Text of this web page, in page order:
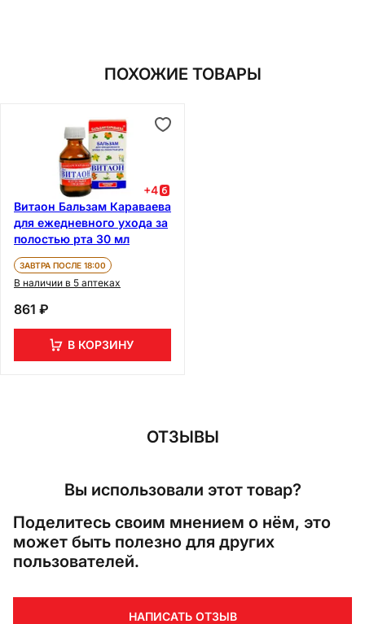
ПОХОЖИЕ ТОВАРЫ
+4
Витаон Бальзам Караваева
для ежедневного ухода за
полостью рта 30 мл
ЗАВТРА ПОСЛЕ 18:00
В наличии в 5 аптеках
861 ₽
В КОРЗИНУ
ОТЗЫВЫ
Вы использовали этот товар?
Поделитесь своим мнением о нём, это
может быть полезно для других
пользователей.
НАПИСАТЬ ОТЗЫВ